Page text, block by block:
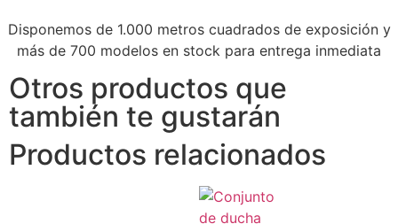
Disponemos de 1.000 metros cuadrados de exposición y
más de 700 modelos en stock para entrega inmediata
Otros productos que
también te gustarán
Productos relacionados